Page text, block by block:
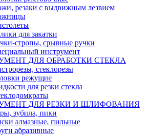
резаки с выдвижным лезвием
для закатки
стропы, срывные ручки
инструмент
ДЛЯ ОБРАБОТКИ СТЕКЛА
стеклорезы
режущие
для резки стекла
ДЛЯ РЕЗКИ И ШЛИФОВАНИЯ
зубила, пики
алмазные, пильные
абразивные